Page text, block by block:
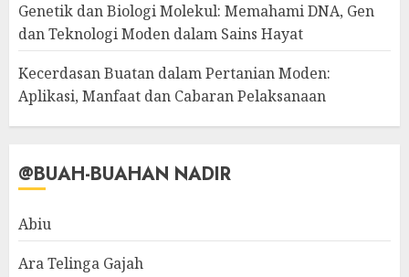
Genetik dan Biologi Molekul: Memahami DNA, Gen
dan Teknologi Moden dalam Sains Hayat
Kecerdasan Buatan dalam Pertanian Moden:
Aplikasi, Manfaat dan Cabaran Pelaksanaan
@BUAH-BUAHAN NADIR
Abiu
Ara Telinga Gajah